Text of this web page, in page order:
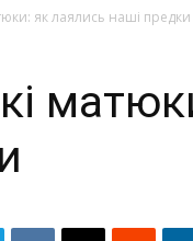
як лаялись наші предки